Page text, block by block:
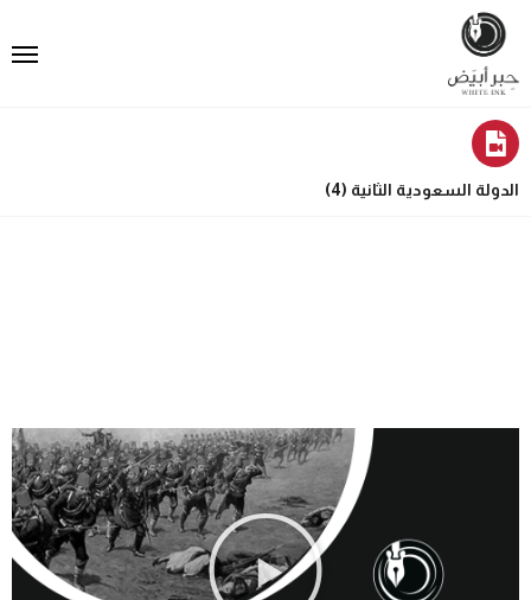
الدولة السعودية الثانية (4)